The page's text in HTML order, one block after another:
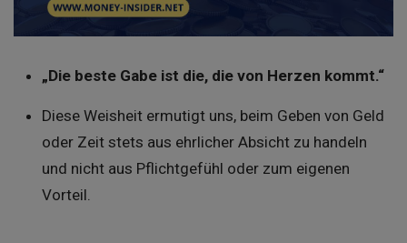
„Die beste Gabe ist die, die von Herzen kommt.“
Diese Weisheit ermutigt uns, beim Geben von Geld
oder Zeit stets aus ehrlicher Absicht zu handeln
und nicht aus Pflichtgefühl oder zum eigenen
Vorteil.